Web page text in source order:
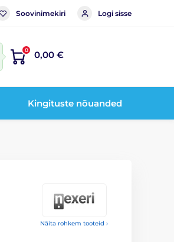
Soovinimekiri Logi sisse
0 0,00 €
Kingituste nõuanded
Näita rohkem tooteid ›